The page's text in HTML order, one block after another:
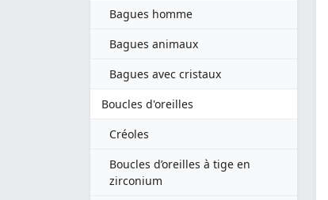
Bagues homme
Bagues animaux
Bagues avec cristaux
Boucles d'oreilles
Créoles
Boucles d’oreilles à tige en
zirconium